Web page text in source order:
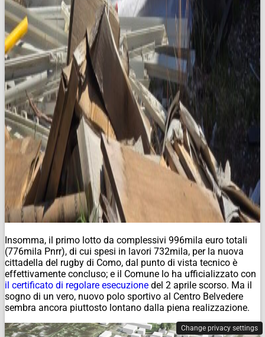
Insomma, il primo lotto da complessivi 996mila euro totali
(776mila Pnrr), di cui spesi in lavori 732mila, per la nuova
cittadella del rugby di Como, dal punto di vista tecnico è
effettivamente concluso; e il Comune lo ha ufficializzato con
il certificato di regolare esecuzione del 2 aprile scorso. Ma il
sogno di un vero, nuovo polo sportivo al Centro Belvedere
sembra ancora piuttosto lontano dalla piena realizzazione.
Change privacy settings